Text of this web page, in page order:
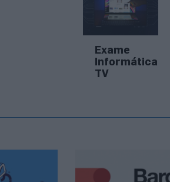
Exame
Informática
TV